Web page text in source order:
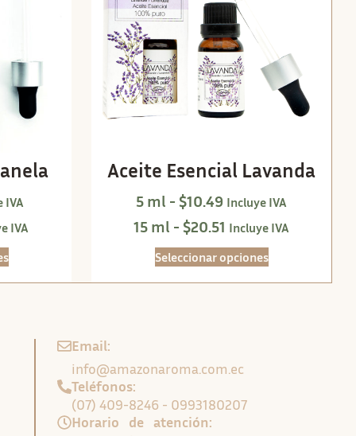
IVA
IVA
Aceite Esencial Lavanda
5 ml - $10.49 Incluye IVA
15 ml - $20.51 Incluye IVA
Seleccionar opciones
Email:
info@amazonaroma.com.ec
Teléfonos:
(07) 409-8246 - 0993180207
Horario de atención: